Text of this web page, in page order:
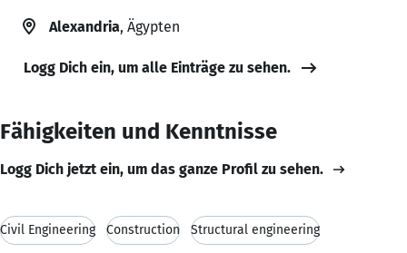
Alexandria, Ägypten
Logg Dich ein, um alle Einträge zu sehen.
Fähigkeiten und Kenntnisse
Logg Dich jetzt ein, um das ganze Profil zu sehen.
Civil Engineering Construction Structural engineering